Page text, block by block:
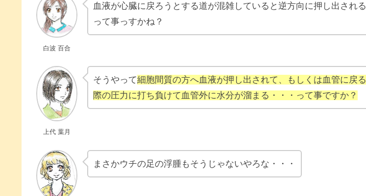
白波 百合
血液が心臓に戻ろうとする道が混雑していると逆方向に押し出される
って事っすかね？
上代 葉月
そうやって細胞間質の方へ血液が押し出されて、もしくは血管に戻る
際の圧力に打ち負けて血管外に水分が溜まる・・・って事ですか？
まさかウチの足の浮腫もそうじゃないやろな・・・